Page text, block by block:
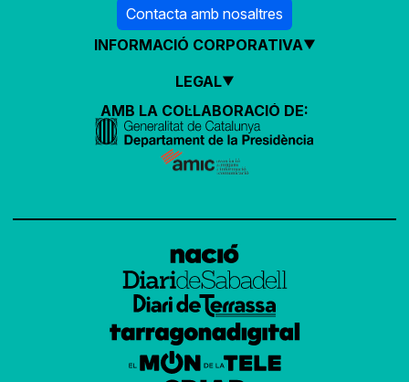
Contacta amb nosaltres
INFORMACIÓ CORPORATIVA
LEGAL
AMB LA COL·LABORACIÓ DE: